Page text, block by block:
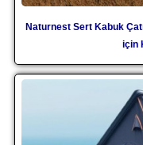
Naturnest Sert Kabuk
için